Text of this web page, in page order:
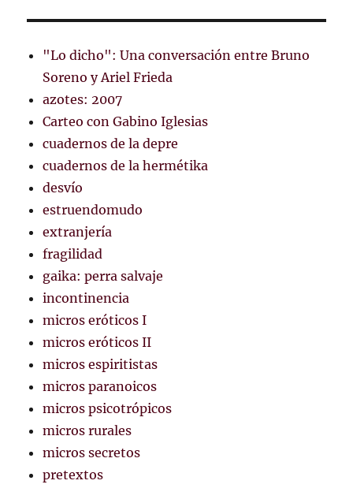
"Lo dicho": Una conversación entre Bruno
Soreno y Ariel Frieda
azotes: 2007
Carteo con Gabino Iglesias
cuadernos de la depre
cuadernos de la hermétika
desvío
estruendomudo
extranjería
fragilidad
gaika: perra salvaje
incontinencia
micros eróticos I
micros eróticos II
micros espiritistas
micros paranoicos
micros psicotrópicos
micros rurales
micros secretos
pretextos